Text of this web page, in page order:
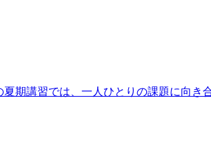
期講習では、一人ひとりの課題に向き